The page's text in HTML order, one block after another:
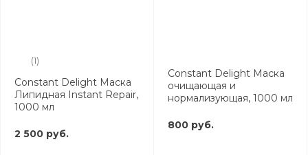
(1)
Constant Delight Маска
Липидная Instant Repair,
1000 мл
2 500 руб.
Constant Delight Маска
очищающая и
нормализующая, 1000 мл
800 руб.